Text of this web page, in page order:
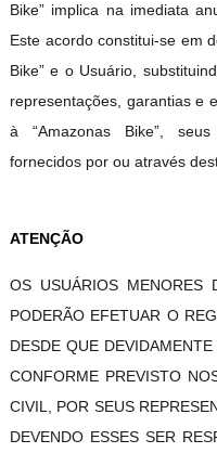
Bike” implica na imediata
Este acordo constitui-se em
Bike” e o Usuário,
representações, garantias e
à “Amazonas Bike”,
fornecidos por ou através
ATENÇÃO
OS USUÁRIOS MENORES
PODERÃO EFETUAR O
DESDE QUE
CONFORME PREVISTO
CIVIL, POR SEUS
DEVENDO ESSES SER